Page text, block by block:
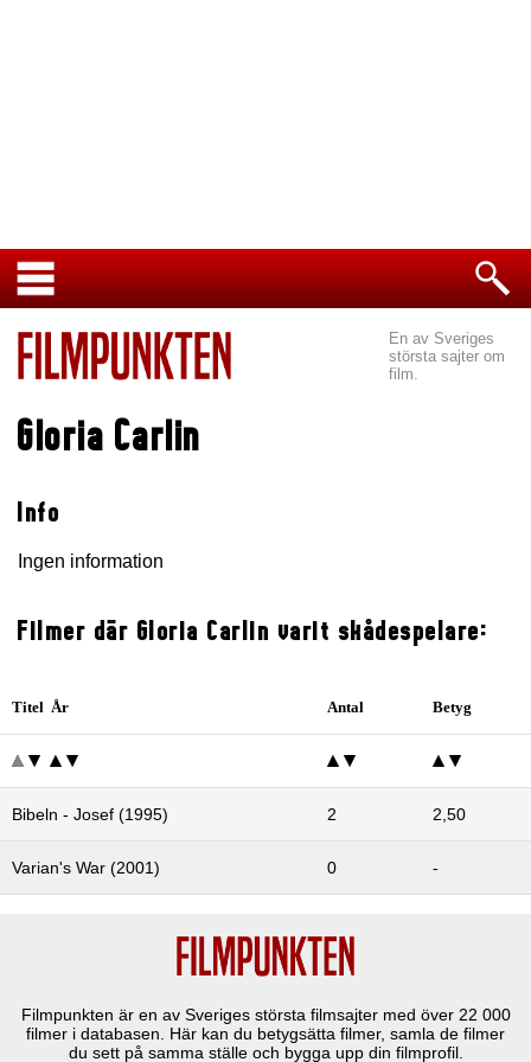
En av Sveriges
största sajter om
film.
Gloria Carlin
Info
Ingen information
Filmer där Gloria Carlin varit skådespelare:
Titel År Antal Betyg
Bibeln - Josef (1995) 2 2,50
Varian's War (2001) 0 -
Filmpunkten är en av Sveriges största filmsajter med över 22 000
filmer i databasen. Här kan du betygsätta filmer, samla de filmer
du sett på samma ställe och bygga upp din filmprofil.